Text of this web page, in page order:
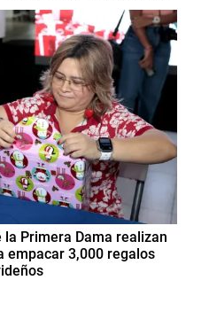
la Primera Dama realizan
empacar 3,000 regalos